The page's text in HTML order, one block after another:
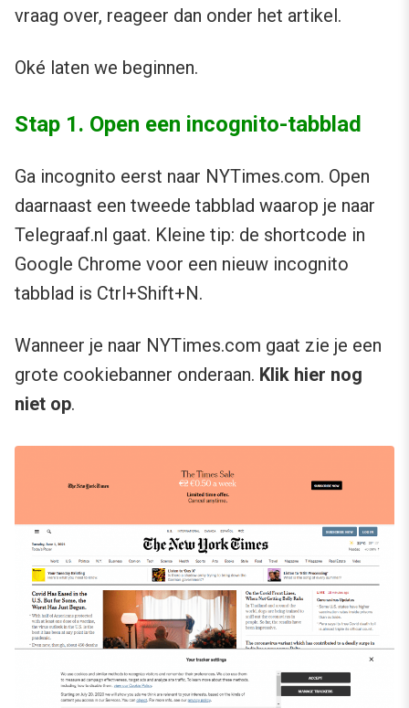
vraag over, reageer dan onder het artikel.
Oké laten we beginnen.
Stap 1. Open een incognito-tabblad
Ga incognito eerst naar NYTimes.com. Open
daarnaast een tweede tabblad waarop je naar
Telegraaf.nl gaat. Kleine tip: de shortcode in
Google Chrome voor een nieuw incognito
tabblad is Ctrl+Shift+N.
Wanneer je naar NYTimes.com gaat zie je een
grote cookiebanner onderaan. Klik hier nog
niet op.